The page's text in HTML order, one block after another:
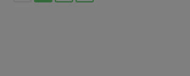
(current)